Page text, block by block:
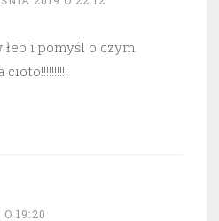
i pomyśl o czym
19:20